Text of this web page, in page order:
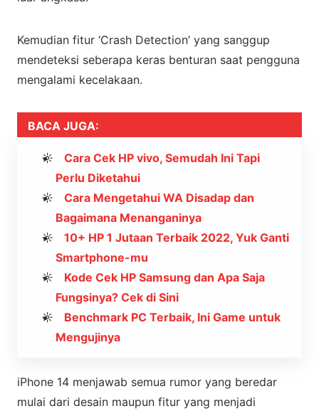
Kemudian fitur ‘Crash Detection’ yang sanggup
mendeteksi seberapa keras benturan saat pengguna
mengalami kecelakaan.
BACA JUGA:
Cara Cek HP vivo, Semudah Ini Tapi
Perlu Diketahui
Cara Mengetahui WA Disadap dan
Bagaimana Menanganinya
10+ HP 1 Jutaan Terbaik 2022, Yuk Ganti
Smartphone-mu
Kode Cek HP Samsung dan Apa Saja
Fungsinya? Cek di Sini
Benchmark PC Terbaik, Ini Game untuk
Mengujinya
iPhone 14 menjawab semua rumor yang beredar
mulai dari desain maupun fitur yang menjadi